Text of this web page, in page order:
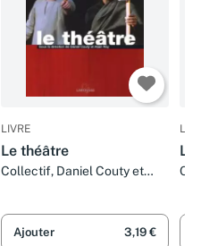
LIVRE
Le théâtre
Collectif, Daniel Couty et
Ajouter 3,19 €
Le